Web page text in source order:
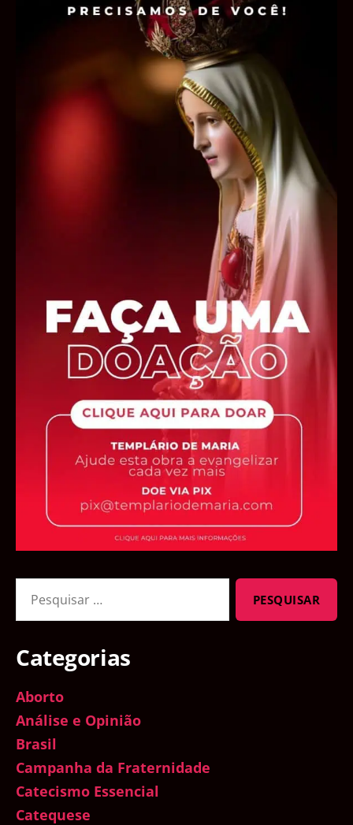
por:
Categorias
Aborto
Análise e Opinião
Brasil
Campanha da Fraternidade
Catecismo Essencial
Catequese